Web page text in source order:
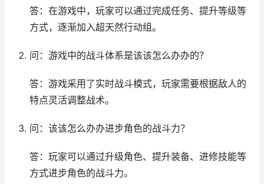
答：在游戏中，玩家可以通过完成任务、提升等级等
方式，逐渐加入超天然行动组。
问：游戏中的战斗体系是该该怎么办办的？
答：游戏采用了实时战斗模式，玩家需要根据敌人的
特点灵活调整战术。
问：该该怎么办办进步角色的战斗力？
答：玩家可以通过升级角色、提升装备、进修技能等
方式进步角色的战斗力。